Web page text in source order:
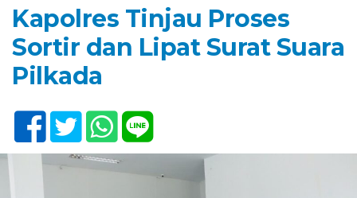
Kapolres Tinjau Proses
Sortir dan Lipat Surat Suara
Pilkada